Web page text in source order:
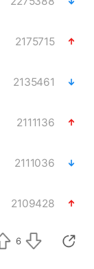
2175715
2135461
2111136
2111036
2109428
1919934
6